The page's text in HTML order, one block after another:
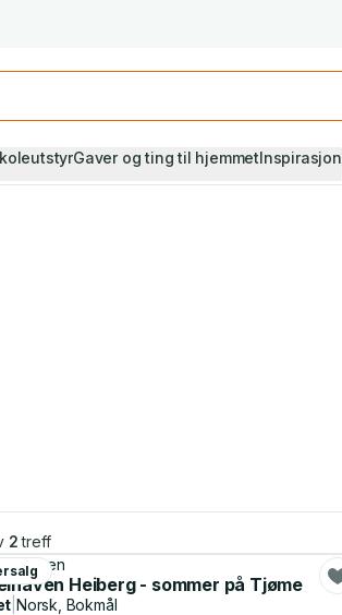
Gaver og ting til hjemmetInspirasjon
2 treff
Heiberg - sommer på Tjøme
|Norsk, Bokmål